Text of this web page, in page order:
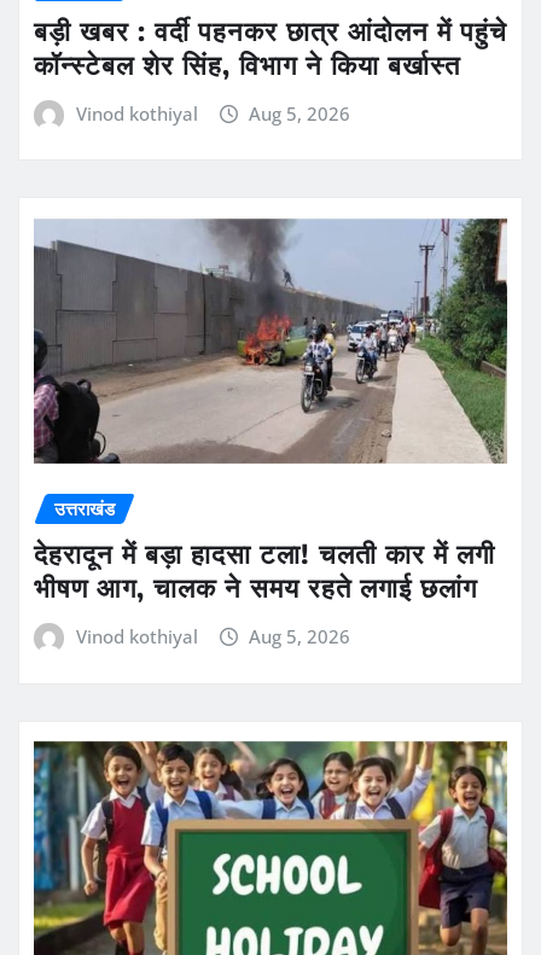
बड़ी खबर : वर्दी पहनकर छात्र आंदोलन में पहुंचे
कॉन्स्टेबल शेर सिंह, विभाग ने किया बर्खास्त
Vinod kothiyal Aug 5, 2026
उत्तराखंड
देहरादून में बड़ा हादसा टला! चलती कार में लगी
भीषण आग, चालक ने समय रहते लगाई छलांग
Vinod kothiyal Aug 5, 2026